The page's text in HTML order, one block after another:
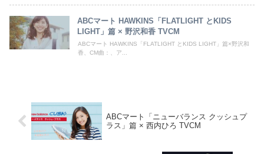
ABCマート HAWKINS「FLATLIGHT とKIDS
LIGHT」篇 × 野沢和香 TVCM
ABCマート HAWKINS「FLATLIGHT とKIDS LIGHT」篇×野沢和
香、CM曲：、ア...
ABCマート「ニューバランス クッシュプ
ラス」篇 × 西内ひろ TVCM